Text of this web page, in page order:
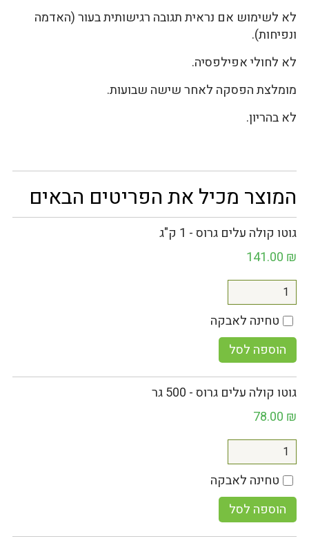
לא לשימוש אם נראית תגובה רגישותית בעור (האדמה
ונפיחות).
לא לחולי אפילפסיה.
מומלצת הפסקה לאחר שישה שבועות.
לא בהריון.
המוצר מכיל את הפריטים הבאים
גוטו קולה עלים גרוס - 1 ק"ג
141.00 ₪
טחינה לאבקה
הוספה לסל
גוטו קולה עלים גרוס - 500 גר
78.00 ₪
טחינה לאבקה
הוספה לסל